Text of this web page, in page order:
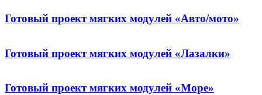
Готовый проект мягких модулей «Авто/мото»
Готовый проект мягких модулей «Лазалки»
Готовый проект мягких модулей «Море»